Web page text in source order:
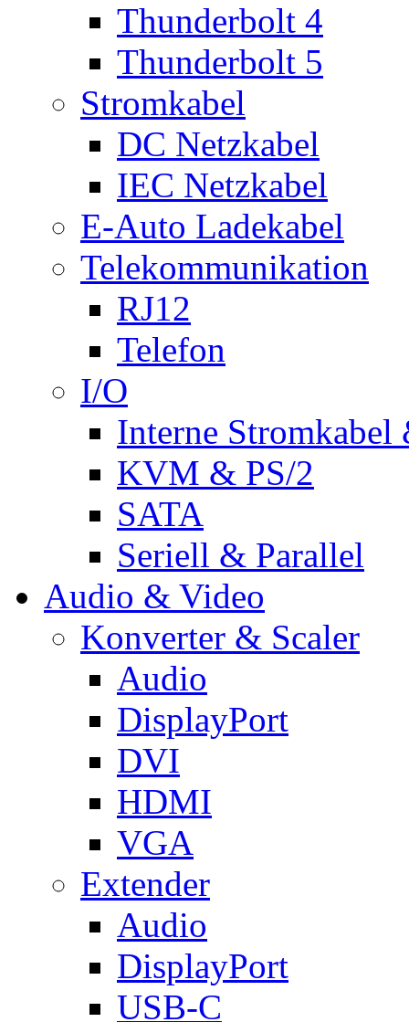
Thunderbolt 4
Thunderbolt 5
Stromkabel
DC Netzkabel
IEC Netzkabel
E-Auto Ladekabel
Telekommunikation
RJ12
Telefon
I/O
Interne Stromkabel
KVM & PS/2
SATA
Seriell & Parallel
Audio & Video
Konverter & Scaler
Audio
DisplayPort
DVI
HDMI
VGA
Extender
Audio
DisplayPort
USB-C